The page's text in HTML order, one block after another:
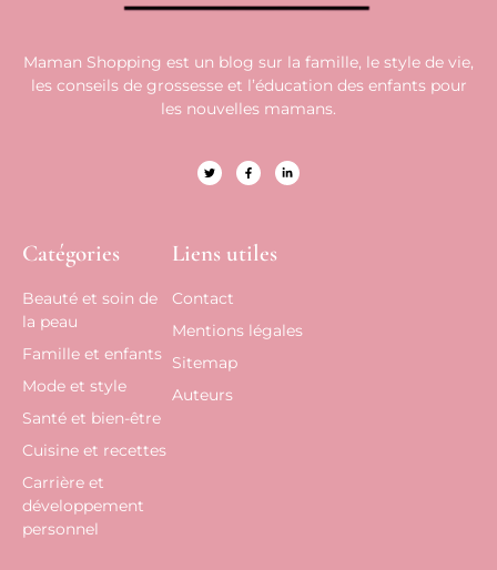
Maman Shopping est un blog sur la famille, le style de vie,
les conseils de grossesse et l’éducation des enfants pour
les nouvelles mamans.
Catégories
Beauté et soin de
la peau
Famille et enfants
Mode et style
Santé et bien-être
Cuisine et recettes
Carrière et
développement
personnel
Liens utiles
Contact
Mentions légales
Sitemap
Auteurs